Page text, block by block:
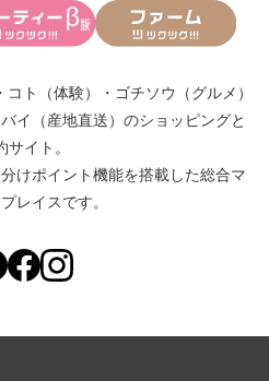
・ コト（体験） ・ ゴチソウ（グルメ）
イ（産地直送） のショッピングと
サイト。
けポイント機能を搭載した総合マ
レイスです。